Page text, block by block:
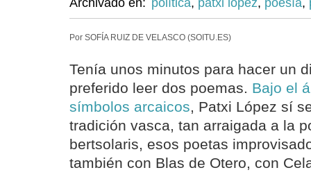
Archivado en: política, patxi lópez, poesía,
Por SOFÍA RUIZ DE VELASCO (SOITU.ES)
Tenía unos minutos para hacer un
preferido leer dos poemas. Bajo el
símbolos arcaicos, Patxi López sí
tradición vasca, tan arraigada a la
bertsolaris, esos poetas
también con Blas de Otero, con